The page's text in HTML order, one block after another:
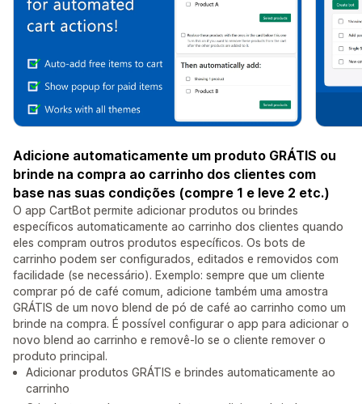
Adicione automaticamente um produto GRÁTIS ou
brinde na compra ao carrinho dos clientes com
base nas suas condições (compre 1 e leve 2 etc.)
O app CartBot permite adicionar produtos ou brindes
específicos automaticamente ao carrinho dos clientes quando
eles compram outros produtos específicos. Os bots de
carrinho podem ser configurados, editados e removidos com
facilidade (se necessário). Exemplo: sempre que um cliente
comprar pó de café comum, adicione também uma amostra
GRÁTIS de um novo blend de pó de café ao carrinho como um
brinde na compra. É possível configurar o app para adicionar o
novo blend ao carrinho e removê-lo se o cliente remover o
produto principal.
Adicionar produtos GRÁTIS e brindes automaticamente ao
carrinho